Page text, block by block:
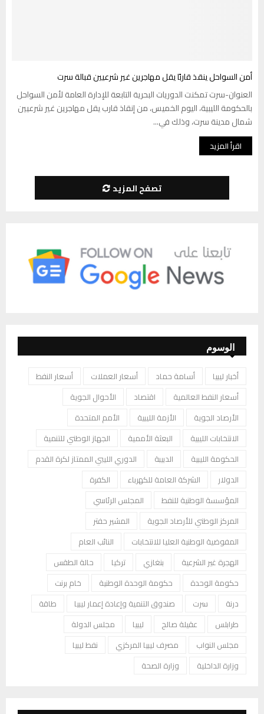
أمن السواحل ينقذ قاربًا يقل مهاجرين غير شرعيين قبالة سرت
العنوان-سرت تمكنت الدوريات البحرية التابعة للإدارة العامة لأمن السواحل
بالحكومة الليبية، اليوم الخميس، من إنقاذ قارب يقل مهاجرين غير شرعيين
شمال مدينة سرت، وذلك في...
اقرأ المزيد
تصفح المزيد
الوسوم
أخبار ليبيا أسامة حماد أسعار العملات
أسعار النفط
أسعار النفط العالمية
اقتصاد
الأحوال الجوية
الأرصاد الجوية
الأزمة الليبية
الأمم المتحدة
الانتخابات الليبية
البعثة الأممية
الجهاز الوطني للتنمية
الحكومة الليبية
الدبيبة
الدوري الليبي الممتاز لكرة القدم
الدولار
الشركة العامة للكهرباء
الكفرة
المؤسسة الوطنية للنفط
المجلس الرئاسي
المركز الوطني للأرصاد الجوية
المشير حفتر
المفوضية الوطنية العليا للانتخابات
النائب العام
الهجرة غير الشرعية
بنغازي تركيا
حالة الطقس
حكومة الوحدة
حكومة الوحدة الوطنية
خام برنت
درنة
سرت صندوق التنمية وإعادة إعمار ليبيا
طاقة
طرابلس
عقيلة صالح ليبيا
مجلس الدولة
مجلس النواب
مصرف ليبيا المركزي
نفط ليبيا
وزارة الداخلية
وزارة الصحة